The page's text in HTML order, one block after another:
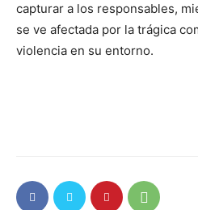
capturar a los responsables,
se ve afectada por la trágica
violencia en su entorno.